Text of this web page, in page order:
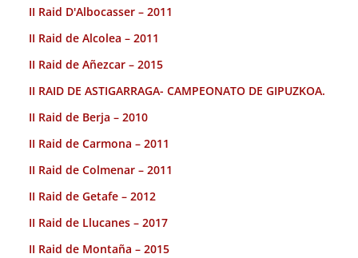
II Raid D'Albocasser – 2011
II Raid de Alcolea – 2011
II Raid de Añezcar – 2015
II RAID DE ASTIGARRAGA- CAMPEONATO DE GIPUZKOA.
II Raid de Berja – 2010
II Raid de Carmona – 2011
II Raid de Colmenar – 2011
II Raid de Getafe – 2012
II Raid de Llucanes – 2017
II Raid de Montaña – 2015